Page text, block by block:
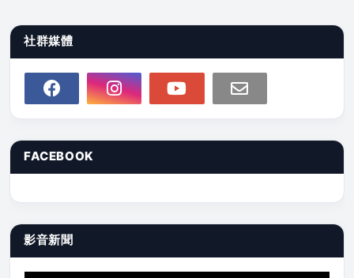
社群媒體
FACEBOOK
影音新聞